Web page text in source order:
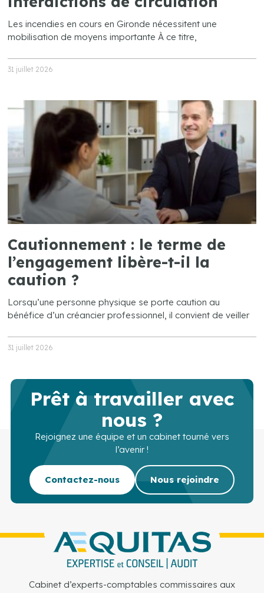
Les incendies en cours en Gironde nécessitent une
mobilisation de moyens importante À ce titre,
31 juillet 2026
Cautionnement : le terme de
l’engagement libère-t-il la
caution ?
Lorsqu’une personne physique se porte caution au
bénéfice d’un créancier professionnel, il convient de veiller
31 juillet 2026
Prêt à travailler avec
nous ?
Rejoignez une équipe et un cabinet tourné vers
l’avenir !
Contactez-nous Nous rejoindre
Cabinet d’experts-comptables commissaires aux